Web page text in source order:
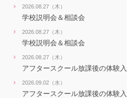
2026.08.27（木）
学校説明会＆相談会
2026.08.27（木）
学校説明会＆相談会
2026.08.27（木）
アフタースクール放課後の体験
2026.09.02（水）
アフタースクール放課後の体験